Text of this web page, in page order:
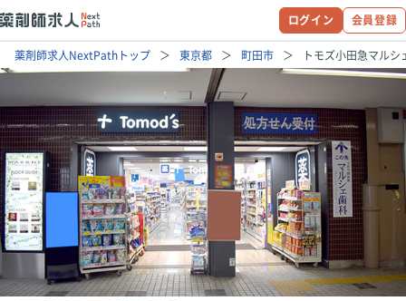
ログイン 会員登録
薬剤師求人NextPathトップ 東京都 町田市 トモズ小田急マル